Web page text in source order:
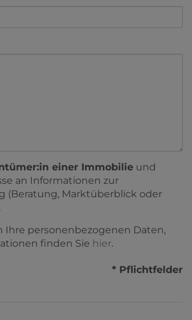
einer Immobilie und
an Informationen zur
(Beratung, Marktüberblick oder
Ihre personenbezogenen Daten,
finden Sie hier.
* Pflichtfelder